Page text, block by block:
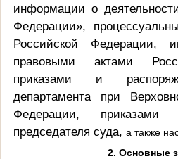
информации о
Федерации»,
Российской Федерации,
правовыми актами
приказами и
департамента при
Федерации, приказами
председателя суда, а также
2. Основные